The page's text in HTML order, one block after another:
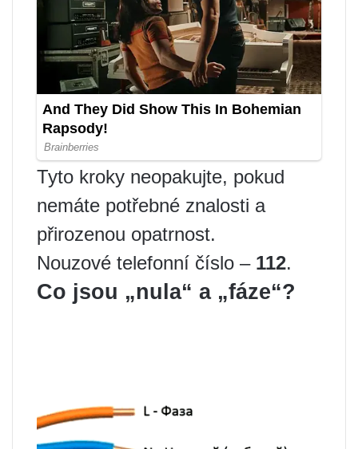
Tyto kroky neopakujte, pokud
nemáte potřebné znalosti a
přirozenou opatrnost.
Nouzové telefonní číslo – 112.
Co jsou „nula“ a „fáze“?